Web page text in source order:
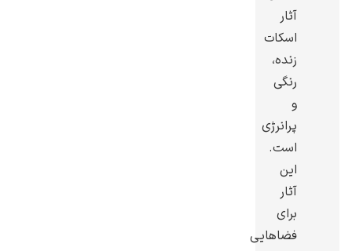
آثار
اسکات
زنده،
رنگی
و
پرانرژی
است.
این
آثار
برای
فضاهایی